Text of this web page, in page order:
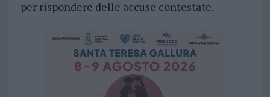
per rispondere delle accuse contestate.